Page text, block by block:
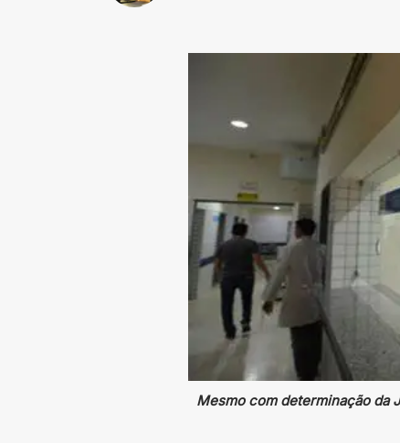
Mesmo com determinação da